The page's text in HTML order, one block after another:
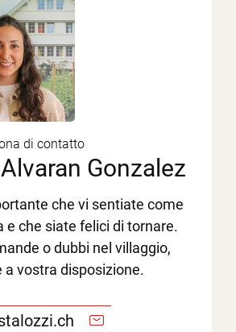
Gonzalez
di contatto
che vi sentiate come
e che siate felici di tornare.
o dubbi nel villaggio,
a vostra disposizione.